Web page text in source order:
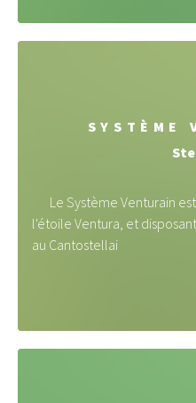
SYSTÈME
Le Système Venturain
l'étoile Ventura, et
au Cantostellai